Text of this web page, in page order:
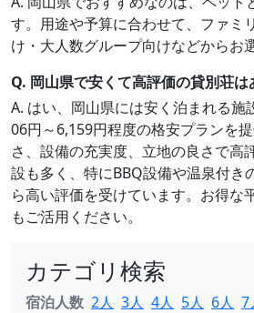
す。用途や予算に合わせて、ファミ
け・大人数グループ向けなどからお
Q. 岡山県で安くて高評価の貸別荘は
A. はい、岡山県には安く泊まれる施
06円～6,159円程度の格安プランを
さ、設備の充実度、立地の良さで高
設も多く、特にBBQ設備や温泉付き
ら高い評価を受けています。お得な
もご活用ください。
カテゴリ検索
宿泊人数 2人 3人 4人 5人 6人 7